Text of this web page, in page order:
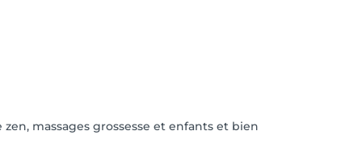
massages grossesse et enfants et bien